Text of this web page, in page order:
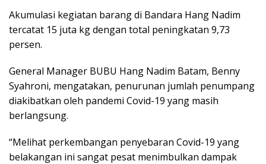
Akumulasi kegiatan barang di Bandara Hang Nadim
tercatat 15 juta kg dengan total peningkatan 9,73
persen.
General Manager BUBU Hang Nadim Batam, Benny
Syahroni, mengatakan, penurunan jumlah penumpang
diakibatkan oleh pandemi Covid-19 yang masih
berlangsung.
“Melihat perkembangan penyebaran Covid-19 yang
belakangan ini sangat pesat menimbulkan dampak